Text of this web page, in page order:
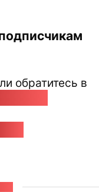
обратитесь в